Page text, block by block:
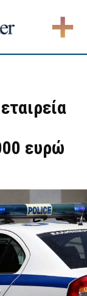
ευρώ